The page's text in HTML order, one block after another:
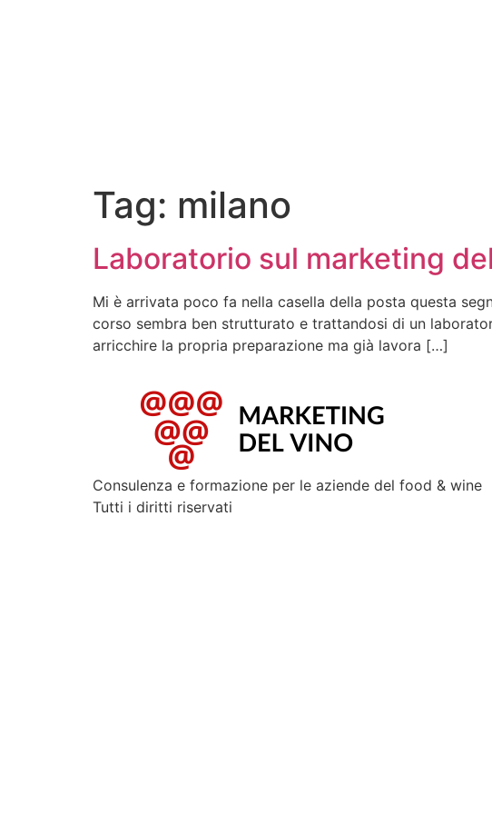
Tag: milano
Laboratorio sul marketing
Mi è arrivata poco fa nella casella della posta questa
corso sembra ben strutturato e trattandosi di un
arricchire la propria preparazione ma già lavora […]
Consulenza e formazione per le aziende del food & wine
Tutti i diritti riservati